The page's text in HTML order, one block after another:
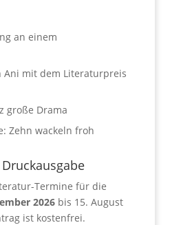
an einem
Ani mit dem Literaturpreis
große Drama
Zehn wackeln froh
Termine für die
2026bis 15. August
ist kostenfrei.